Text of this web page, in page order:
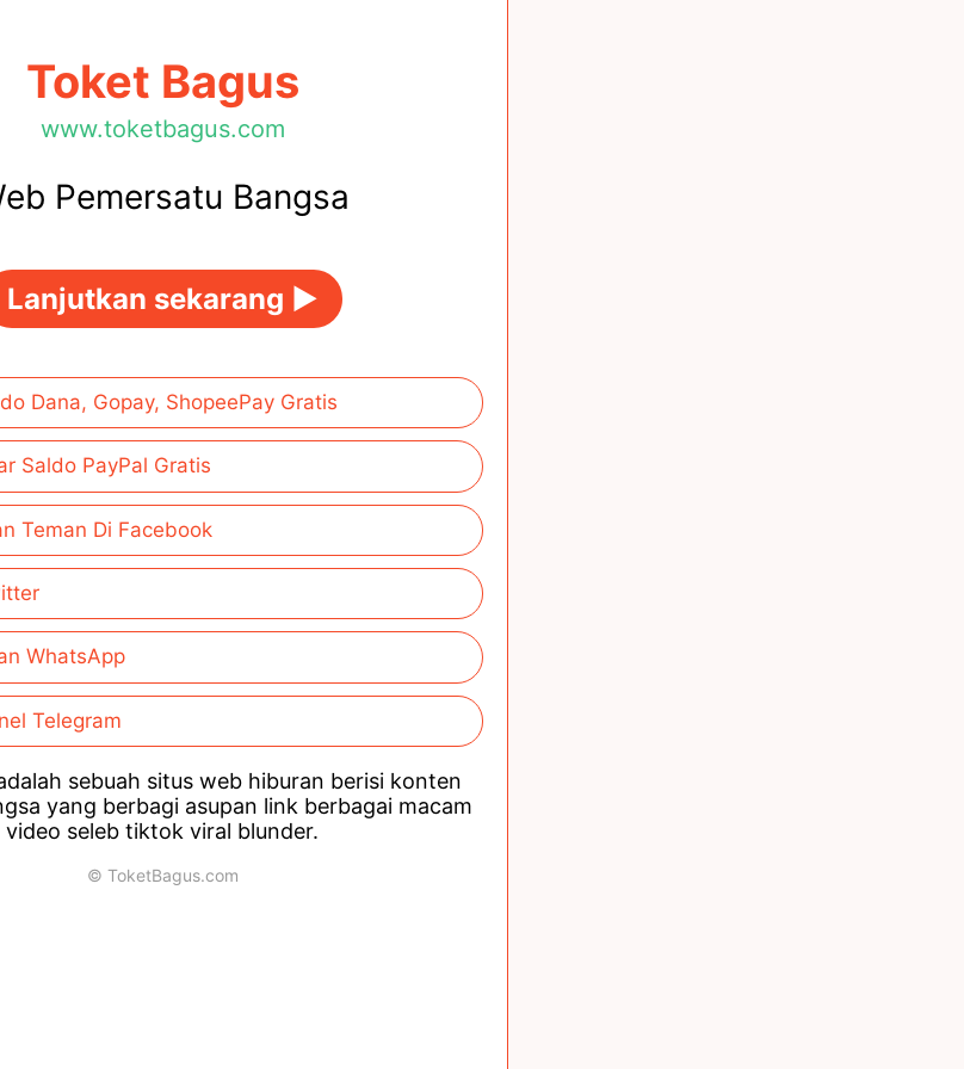
Toket Bagus
www.toketbagus.com
Pemersatu Bangsa
Lanjutkan sekarang ►
Dana, Gopay, ShopeePay Gratis
Saldo PayPal Gratis
Teman Di Facebook
WhatsApp
Telegram
sebuah situs web hiburan berisi konten
yang berbagi asupan link berbagai macam
video seleb tiktok viral blunder.
© ToketBagus.com